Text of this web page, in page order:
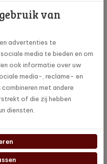
Ja
Nee
van
advertenties te
media te bieden en om
ook informatie over uw
media-, reclame- en
met andere
of die zij hebben
diensten.